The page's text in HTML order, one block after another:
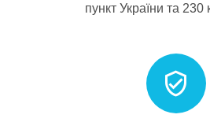
пункт України та 230